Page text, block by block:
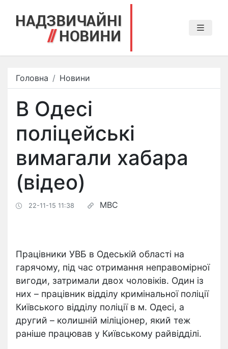
Головна Новини
В Одесі
поліцейські
вимагали хабара
(відео)
22-11-15 11:38 МВС
Працівники УВБ в Одеській області на
гарячому, під час отримання неправомірної
вигоди, затримали двох чоловіків. Один із
них – працівник відділу кримінальної поліції
Київського відділу поліції в м. Одесі, а
другий – колишній міліціонер, який теж
раніше працював у Київському райвідділі.